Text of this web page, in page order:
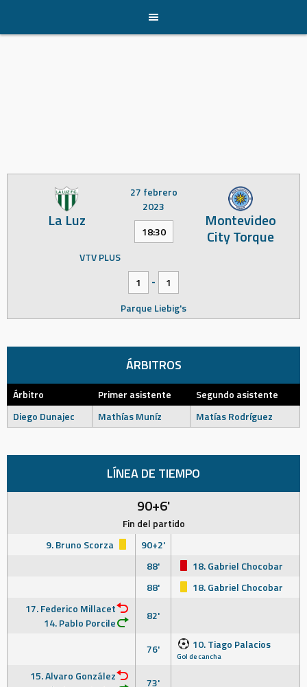
content
La Luz Montevideo
City Torque
27 febrero
2023
18:30
VTV PLUS
1
-
1
Parque Liebig's
ÁRBITROS
Árbitro Primer asistente
Segundo asistente
Diego Dunajec
Mathías Muníz Matías Rodríguez
LÍNEA DE TIEMPO
90+6'
Fin del partido
9. Bruno Scorza
90+2'
88'
18. Gabriel Chocobar
88'
18. Gabriel Chocobar
17. Federico Millacet
14. Pablo Porcile
82'
76' 10. Tiago Palacios
Gol de cancha
15. Alvaro González
73'